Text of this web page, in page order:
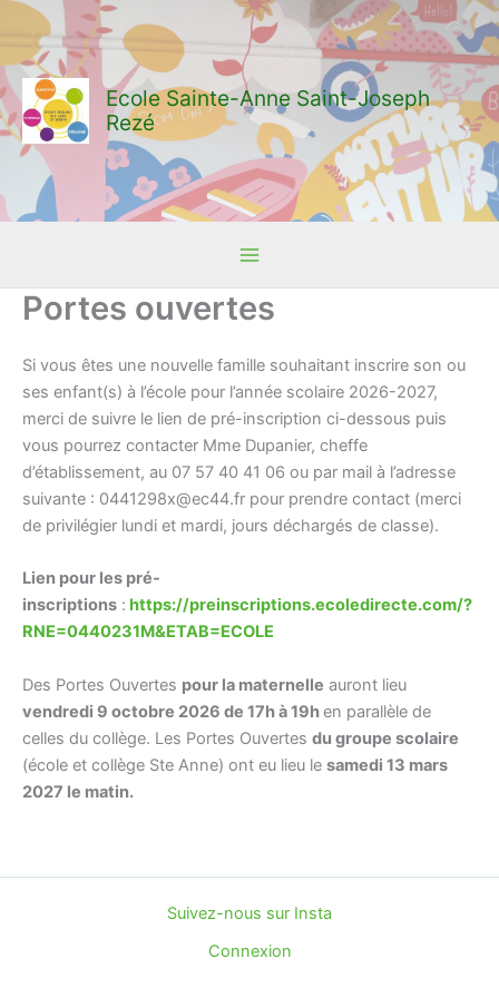
Aller
contenu
Ecole Sainte-Anne Saint-Joseph
Rezé
Portes ouvertes
Si vous êtes une nouvelle famille souhaitant inscrire son ou
ses enfant(s) à l’école pour l’année scolaire 2026-2027,
merci de suivre le lien de pré-inscription ci-dessous puis
vous pourrez contacter Mme Dupanier, cheffe
d’établissement, au 07 57 40 41 06 ou par mail à l’adresse
suivante : 0441298x@ec44.fr pour prendre contact (merci
de privilégier lundi et mardi, jours déchargés de classe).
Lien pour les pré-
inscriptions : https://preinscriptions.ecoledirecte.com/?
RNE=0440231M&ETAB=ECOLE
Des Portes Ouvertes pour la maternelle auront lieu
vendredi 9 octobre 2026 de 17h à 19hen parallèle de
celles du collège. Les Portes Ouvertes du groupe scolaire
(école et collège Ste Anne) ont eu lieu le samedi 13 mars
2027 le matin.
Suivez-nous sur Insta
Connexion